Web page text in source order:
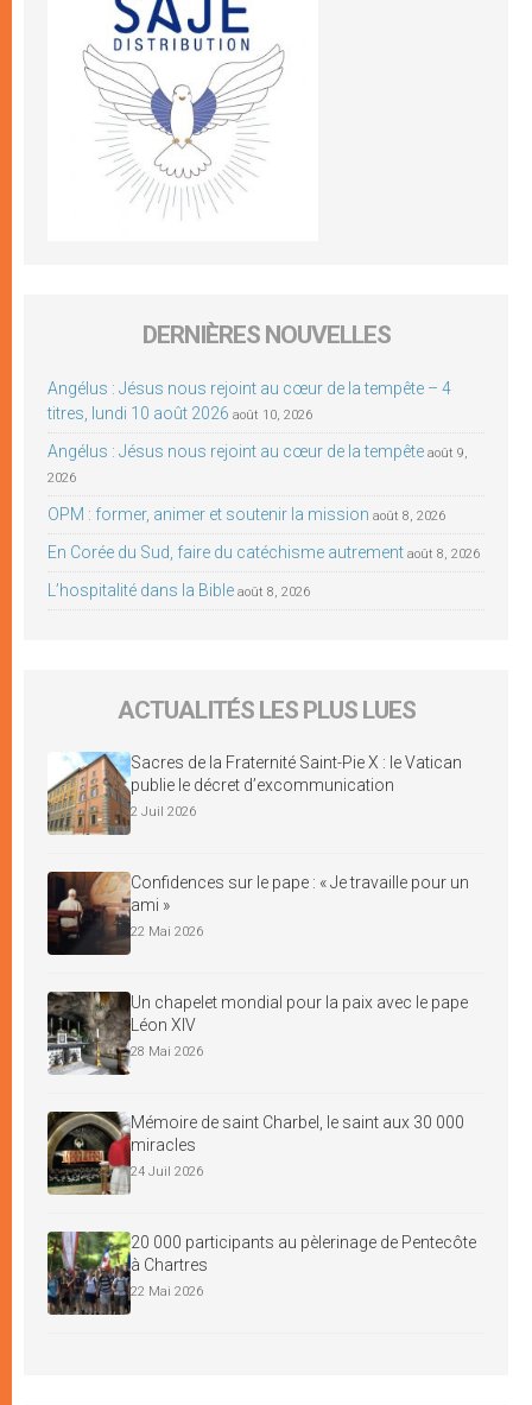
DERNIÈRES NOUVELLES
Angélus : Jésus nous rejoint au cœur de la tempête – 4
titres, lundi 10 août 2026 août 10, 2026
Angélus : Jésus nous rejoint au cœur de la tempête août 9,
2026
OPM : former, animer et soutenir la mission août 8, 2026
En Corée du Sud, faire du catéchisme autrement août 8, 2026
L’hospitalité dans la Bible août 8, 2026
ACTUALITÉS LES PLUS LUES
Sacres de la Fraternité Saint-Pie X : le Vatican
publie le décret d’excommunication
2 Juil 2026
Confidences sur le pape : « Je travaille pour un
ami »
22 Mai 2026
Un chapelet mondial pour la paix avec le pape
Léon XIV
28 Mai 2026
Mémoire de saint Charbel, le saint aux 30 000
miracles
24 Juil 2026
20 000 participants au pèlerinage de Pentecôte
à Chartres
22 Mai 2026